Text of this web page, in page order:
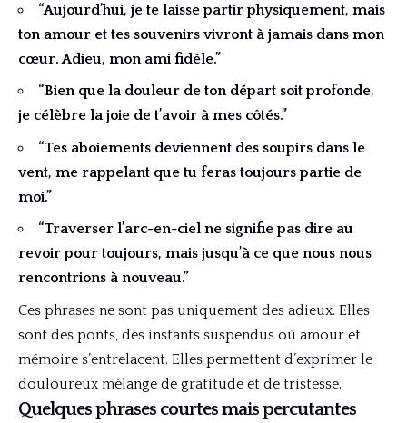
“Aujourd’hui, je te laisse partir physiquement, mais
ton amour et tes souvenirs vivront à jamais dans mon
cœur. Adieu, mon ami fidèle.”
“Bien que la douleur de ton départ soit profonde,
je célèbre la joie de t’avoir à mes côtés.”
“Tes aboiements deviennent des soupirs dans le
vent, me rappelant que tu feras toujours partie de
moi.”
“Traverser l’arc-en-ciel ne signifie pas dire au
revoir pour toujours, mais jusqu’à ce que nous nous
rencontrions à nouveau.”
Ces phrases ne sont pas uniquement des adieux. Elles
sont des ponts, des instants suspendus où amour et
mémoire s’entrelacent. Elles permettent d’exprimer le
douloureux mélange de gratitude et de tristesse.
Quelques phrases courtes mais percutantes